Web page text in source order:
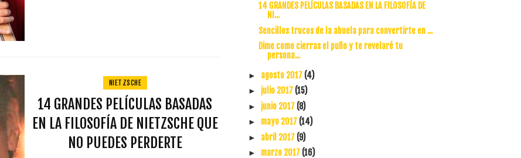
NIETZSCHE
14 GRANDES PELÍCULAS BASADAS
EN LA FILOSOFÍA DE NIETZSCHE QUE
NO PUEDES PERDERTE
14 GRANDES PELÍCULAS BASADAS EN LA FILOSOFÍA DE
NI...
Sencillos trucos de la abuela para convertirte en ...
Dime como cierras el puño y te revelaré tu
persona...
► agosto 2017 (4)
► julio 2017 (15)
► junio 2017 (8)
► mayo 2017 (14)
► abril 2017 (9)
► marzo 2017 (16)